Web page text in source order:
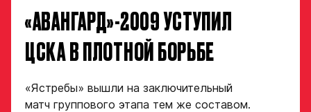
«АВАНГАРД»-2009 УСТУПИЛ
ЦСКА В ПЛОТНОЙ БОРЬБЕ
«Ястребы» вышли на заключительный
матч группового этапа тем же составом.